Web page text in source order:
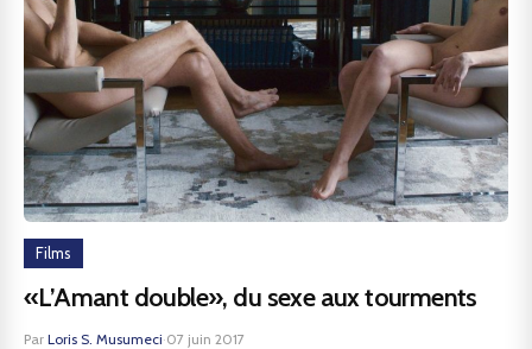
Films
«L’Amant double», du sexe aux tourments
Par Loris S. Musumeci·07 juin 2017